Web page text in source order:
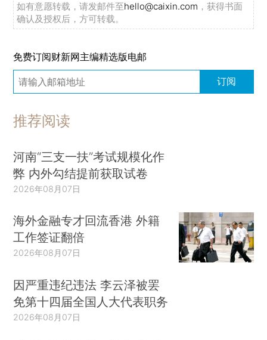
如有意愿转载，请发邮件至hello@caixin.com ，获得书面
确认及授权后，方可转载。
免费订阅财新网主编精选版电邮
订阅
推荐阅读
河南“三支一扶”考试规模化作
弊 内外勾结提前获取试卷
2026年08月07日
海外金融专才回流香港 外籍
工作签证翻倍
2026年08月07日
因严重违纪违法 李云泽被罢
免第十四届全国人大代表职务
2026年08月07日